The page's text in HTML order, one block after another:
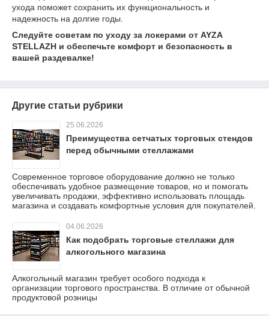
ухода поможет сохранить их функциональность и
надежность на долгие годы.
Следуйте советам по уходу за локерами от AYZA
STELLAZH и обеспечьте комфорт и безопасность в
вашей раздевалке!
Другие статьи рубрики
25.06.2026
Преимущества сетчатых торговых стендов
перед обычными стеллажами
Современное торговое оборудование должно не только
обеспечивать удобное размещение товаров, но и помогать
увеличивать продажи, эффективно использовать площадь
магазина и создавать комфортные условия для покупателей.
04.06.2026
Как подобрать торговые стеллажи для
алкогольного магазина
Алкогольный магазин требует особого подхода к
организации торгового пространства. В отличие от обычной
продуктовой розницы